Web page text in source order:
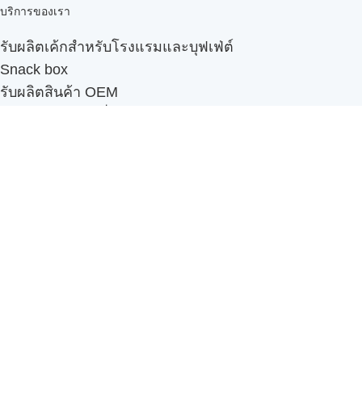
บริการของเรา
รับผลิตเค้กสำหรับโรงแรมและบุฟเฟ่ต์
Snack box
รับผลิตสินค้า OEM